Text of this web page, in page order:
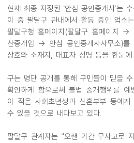
현재 최종 지정된 '안심 공인중개사'는
이 중 팔달구 관내에서 활동 중인 업소
팔달구청 홈페이지(팔달구 홈페이지
산중개업 → 안심 공인중개사사무소)를
상호와 소재지, 대표자 성명 등을 한눈
구는 명단 공개를 통해 구민들이 믿을
확인하게 함으로써 불법 중개행위를 예
이 적은 사회초년생과 신혼부부 등에
수 있을 것으로 내다보고 있다.
팔달구 관계자는 "오랜 기간 무사고로